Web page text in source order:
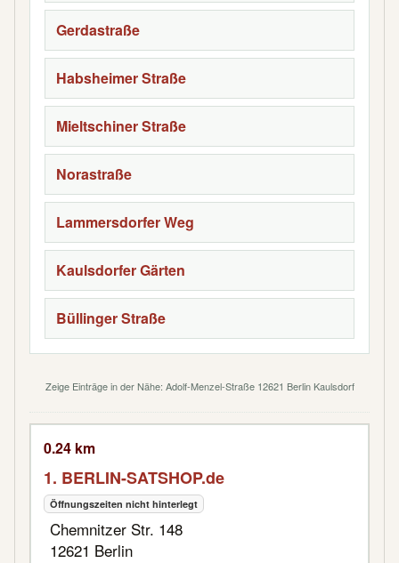
Gerdastraße
Habsheimer Straße
Mieltschiner Straße
Norastraße
Lammersdorfer Weg
Kaulsdorfer Gärten
Büllinger Straße
Zeige Einträge in der Nähe: Adolf-Menzel-Straße 12621 Berlin Kaulsdorf
0.24 km
1. BERLIN-SATSHOP.de
Öffnungszeiten nicht hinterlegt
Chemnitzer Str. 148
12621 Berlin